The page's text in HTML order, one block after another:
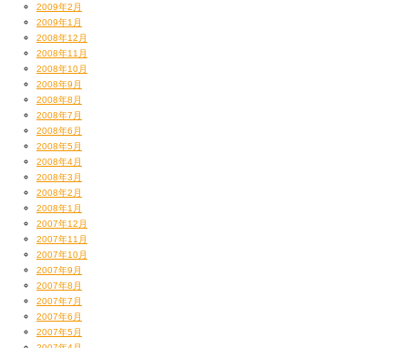
2009年2月
2009年1月
2008年12月
2008年11月
2008年10月
2008年9月
2008年8月
2008年7月
2008年6月
2008年5月
2008年4月
2008年3月
2008年2月
2008年1月
2007年12月
2007年11月
2007年10月
2007年9月
2007年8月
2007年7月
2007年6月
2007年5月